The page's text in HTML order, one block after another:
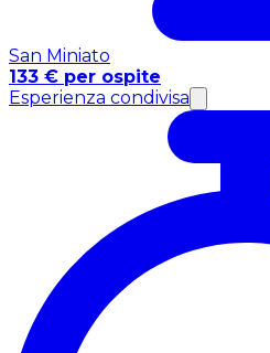
San Miniato
133 € per ospite
Esperienza condivisa